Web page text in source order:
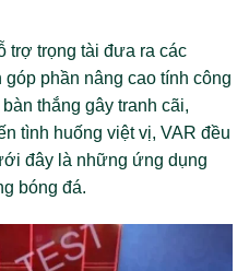
trợ trọng tài đưa ra các
phần nâng cao tính công
thắng gây tranh cãi,
tình huống việt vị, VAR đều
đây là những ứng dụng
bóng đá.